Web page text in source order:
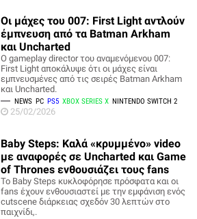
Οι μάχες του 007: First Light αντλούν
έμπνευση από τα Batman Arkham
και Uncharted
Ο gameplay director του αναμενόμενου 007:
First Light αποκάλυψε ότι οι μάχες είναι
εμπνευσμένες από τις σειρές Batman Arkham
και Uncharted.
NEWS PC PS5 XBOX SERIES X NINTENDO SWITCH 2
25/02/2026
Baby Steps: Καλά «κρυμμένο» video
με αναφορές σε Uncharted και Game
of Thrones ενθουσιάζει τους fans
Το Baby Steps κυκλοφόρησε πρόσφατα και οι
fans έχουν ενθουσιαστεί με την εμφάνιση ενός
cutscene διάρκειας σχεδόν 30 λεπτών στο
παιχνίδι,.